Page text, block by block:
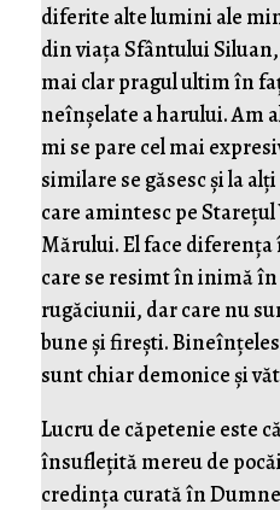
diferite alte lumini ale
din viața Sfântului
mai clar pragul ultim în
neînșelate a harului. Am
mi se pare cel mai
similare se găsesc și la
care amintesc pe Starețul
Mărului. El face
care se resimt în inimă
rugăciunii, dar care nu
bune și firești.
sunt chiar demonice și
Lucru de căpetenie este
însuflețită mereu de
credința curată în